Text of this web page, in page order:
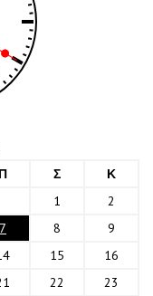
Π Σ
Κ
1
2
7 8
9
15
16
22
23